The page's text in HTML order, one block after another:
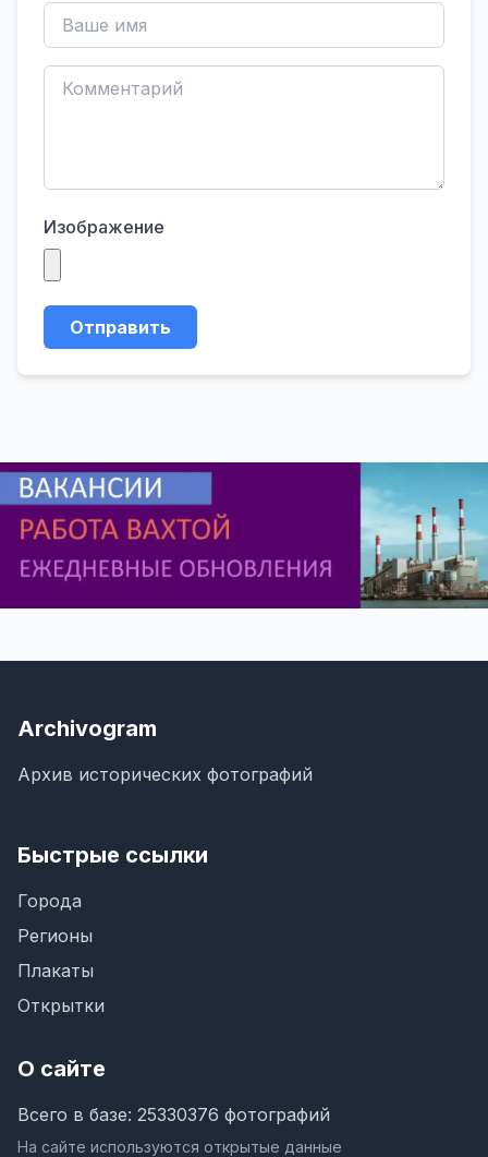
Изображение
Отправить
Archivogram
Архив исторических фотографий
Быстрые ссылки
Города
Регионы
Плакаты
Открытки
О сайте
Всего в базе: 25330376 фотографий
На сайте используются открытые данные